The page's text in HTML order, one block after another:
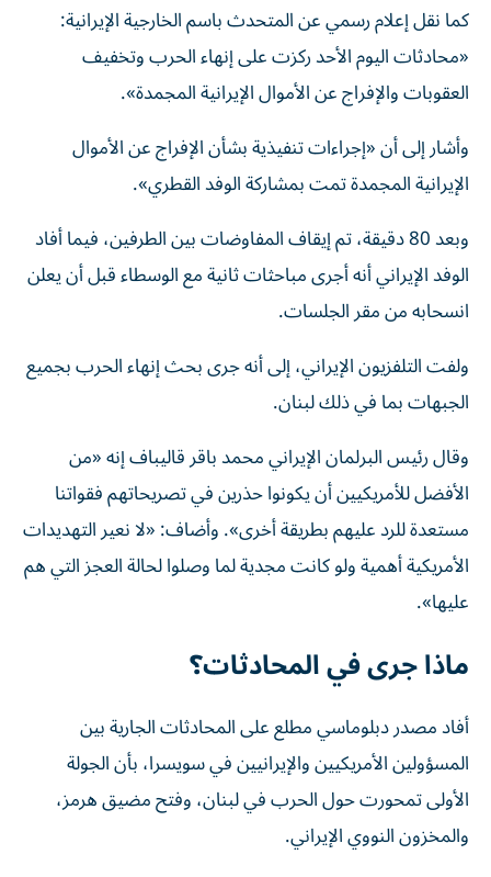
كما نقل إعلام رسمي عن المتحدث باسم الخارجية الإيرانية:
«محادثات اليوم الأحد ركزت على إنهاء الحرب وتخفيف
العقوبات والإفراج عن الأموال الإيرانية المجمدة».
وأشار إلى أن «إجراءات تنفيذية بشأن الإفراج عن الأموال
الإيرانية المجمدة تمت بمشاركة الوفد القطري».
وبعد 80 دقيقة، تم إيقاف المفاوضات بين الطرفين، فيما أفاد
الوفد الإيراني أنه أجرى مباحثات ثانية مع الوسطاء قبل أن يعلن
انسحابه من مقر الجلسات.
ولفت التلفزيون الإيراني، إلى أنه جرى بحث إنهاء الحرب بجميع
الجبهات بما في ذلك لبنان.
وقال رئيس البرلمان الإيراني محمد باقر قاليباف إنه «من
الأفضل للأمريكيين أن يكونوا حذرين في تصريحاتهم فقواتنا
مستعدة للرد عليهم بطريقة أخرى». وأضاف: «لا نعير التهديدات
الأمريكية أهمية ولو كانت مجدية لما وصلوا لحالة العجز التي هم
عليها».
ماذا جرى في المحادثات؟
أفاد مصدر دبلوماسي مطلع على المحادثات الجارية بين
المسؤولين الأمريكيين والإيرانيين في سويسرا، بأن الجولة
الأولى تمحورت حول الحرب في لبنان، وفتح مضيق هرمز،
والمخزون النووي الإيراني.